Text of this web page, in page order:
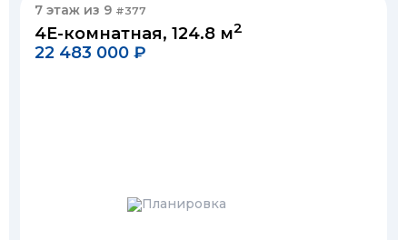
7 этаж из 9 #377
4Е-комнатная, 124.8 м2
22 483 000 ₽